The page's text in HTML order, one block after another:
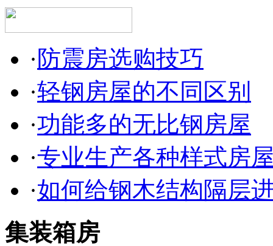
· 防震房选购技巧
·轻钢房屋的不同区别
·功能多的无比钢房屋
·专业生产各种样式房
·如何给钢木结构隔层
集装箱房